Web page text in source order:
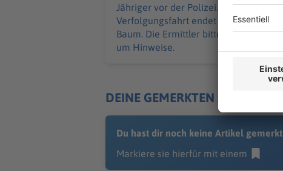
Jähriger vor der Polizei. Die
Verfolgungsfahrt endet an einem
Baum. Die Ermittler bitten Zeugen
um Hinweise.
DEINE GEMERKTEN ARTIKEL
Du hast dir noch keine Artikel gemerkt
Markiere sie hierfür mit einem